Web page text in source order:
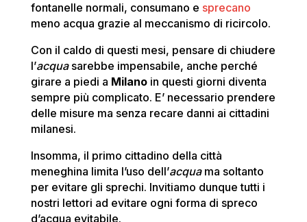
fontanelle normali, consumano e sprecano
meno acqua grazie al meccanismo di ricircolo.
Con il caldo di questi mesi, pensare di chiudere
l’acquasarebbe impensabile, anche perché
girare a piedi a Milanoin questi giorni diventa
sempre più complicato. E’ necessario prendere
delle misure ma senza recare danni ai cittadini
milanesi.
Insomma, il primo cittadino della città
meneghina limita l’uso dell’acquama soltanto
per evitare gli sprechi. Invitiamo dunque tutti i
nostri lettori ad evitare ogni forma di spreco
d’acqua evitabile.